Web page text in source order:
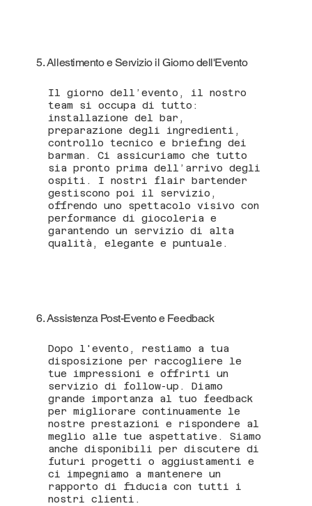
5. Allestimento e Servizio il Giorno dell'Evento
Il giorno dell’evento, il nostro
team si occupa di tutto:
installazione del bar,
preparazione degli ingredienti,
controllo tecnico e briefing dei
barman. Ci assicuriamo che tutto
sia pronto prima dell’arrivo degli
ospiti. I nostri flair bartender
gestiscono poi il servizio,
offrendo uno spettacolo visivo con
performance di giocoleria e
garantendo un servizio di alta
qualità, elegante e puntuale.
6. Assistenza Post-Evento e Feedback
Dopo l'evento, restiamo a tua
disposizione per raccogliere le
tue impressioni e offrirti un
servizio di follow-up. Diamo
grande importanza al tuo feedback
per migliorare continuamente le
nostre prestazioni e rispondere al
meglio alle tue aspettative. Siamo
anche disponibili per discutere di
futuri progetti o aggiustamenti e
ci impegniamo a mantenere un
rapporto di fiducia con tutti i
nostri clienti.